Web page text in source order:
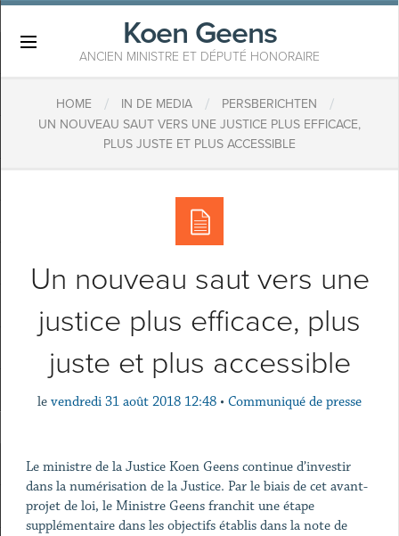
Koen Geens
ANCIEN MINISTRE ET DÉPUTÉ HONORAIRE
HOME / IN DE MEDIA / PERSBERICHTEN /
UN NOUVEAU SAUT VERS UNE JUSTICE PLUS EFFICACE,
PLUS JUSTE ET PLUS ACCESSIBLE
Un nouveau saut vers une
justice plus efficace, plus
juste et plus accessible
le vendredi 31 août 2018 12:48 • Communiqué de presse
Le ministre de la Justice Koen Geens continue d’investir
dans la numérisation de la Justice. Par le biais de cet avant-
projet de loi, le Ministre Geens franchit une étape
supplémentaire dans les objectifs établis dans la note de